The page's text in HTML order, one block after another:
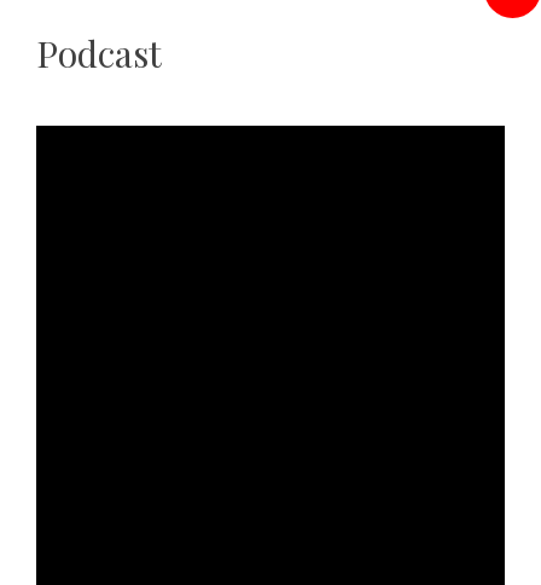
Podcast